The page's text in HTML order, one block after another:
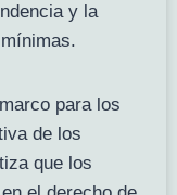
y la
para los
de los
que los